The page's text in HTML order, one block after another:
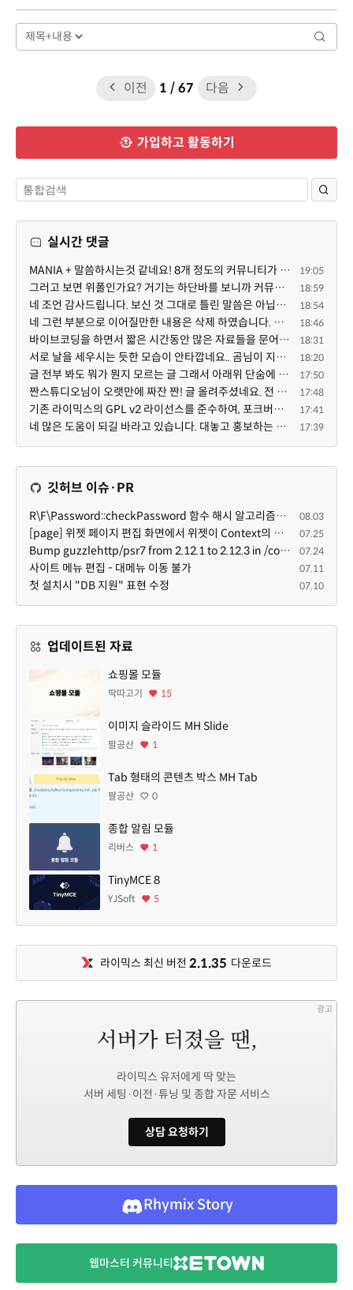
이전 1 / 67 다음
가입하고 활동하기
실시간 댓글
MANIA + 말씀하시는것 같네요! 8개 정도의 커뮤니티가 저 MANIA+ 기반으로 구축된거로 알고 있습니다. SaaS ... 19:05
그러고 보면 위폴인가요? 거기는 하단바를 보니까 커뮤니티 빌딩 SaaS 솔루션을 사용하고 있는거 같더라고요... 18:59
네 조언 감사드립니다. 보신 것 그대로 틀린 말씀은 아닙니다. 다만, 배포한 것에 대해 흥미가 떨어져서 뒷... 18:54
네 그런 부분으로 이어질만한 내용은 삭제 하였습니다. 불편을 드려 죄송합니다. 저희는 비즈니스 완성할 수... 18:46
바이브코딩을 하면서 짧은 시간동안 많은 자료들을 문어발식 확장하면서 이미 배포한것에대한 흥미가 떨어지... 18:31
서로 날을 세우시는 듯한 모습이 안타깝네요.. 곰님이 지금까지 이끌어주셨던것처럼 안정적인 코어도 필요하... 18:20
글 전부 봐도 뭐가 뭔지 모르는 글 그래서 아래위 단숨에 쭈욱 훝어만 보고 말았지만 참 대단한 정성이예요.... 17:50
짠스튜디오님이 오랫만에 짜잔 짠! 글 올려주셨네요. 전 봐도 잘 모르는 내용이지만 그래도 응원드려요. 17:48
기존 라이믹스의 GPL v2 라이선스를 준수하여, 포크버전도 GPL v2 라이선스로 공개 배포됩니다. 17:41
네 많은 도움이 되길 바라고 있습니다. 대놓고 홍보하는 일(무료자료 배포 → 저희 사이트 내 다운로드로 유... 17:39
깃허브 이슈·PR
R\F\Password::checkPassword 함수 해시 알고리즘을 암시적으로 호출하는 경우 Argon2id 해시 비교 실패 08.03
[page] 위젯 페이지 편집 화면에서 위젯이 Context의 module_info를 덮어쓰면 저장이 ERR_ACT_IS_NOT_STANDALONE으로 실패 07.25
Bump guzzlehttp/psr7 from 2.12.1 to 2.12.3 in /common 07.24
사이트 메뉴 편집 - 대메뉴 이동 불가 07.11
첫 설치시 "DB 지원" 표현 수정 07.10
업데이트된 자료
쇼핑몰 모듈
딱따고기 15
이미지 슬라이드 MH Slide
팔공산 1
Tab 형태의 콘텐츠 박스 MH Tab
팔공산 0
종합 알림 모듈
리버스 1
TinyMCE 8
YJSoft 5
라이믹스 최신 버전 2.1.35 다운로드
광고
라이믹스 유저에게 딱 맞는
서버 세팅·이전·튜닝 및 종합 자문 서비스
상담 요청하기
Rhymix Story
웹마스터 커뮤니티